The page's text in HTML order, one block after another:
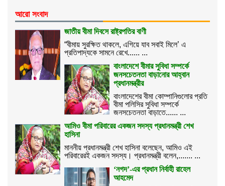
আরো সংবাদ
জাতীয় বীমা দিবসে রাষ্ট্রপতির বাণী
“বীমায় সুরক্ষিত থাকলে, এগিয়ে যাব সবাই মিলে’ এ
প্রতিপাদ্যকে সামনে রেখে...... ...
বাংলাদেশে বীমার সুবিধা সম্পর্কে
জনসচেতনতা বাড়ানোর আহ্বান
প্রধানমন্ত্রীর
বাংলাদেশের বীমা কোম্পানিগুলোর প্রতি
বীমা পলিসির সুবিধা সম্পর্কে
জনসচেতনতা বাড়াতে...... ...
আমিও বীমা পরিবারের একজন সদস্য প্রধানমন্ত্রী শেখ
হাসিনা
মাননীয় প্রধানমন্ত্রী শেখ হাসিনা বলেছেন, আমিও এই
পরিবারেরই একজন সদস্য। প্রধানমন্ত্রী বলেন,....... ...
‘নগদ’-এর প্রধান নির্বাহী রাহেল
আহমেদ